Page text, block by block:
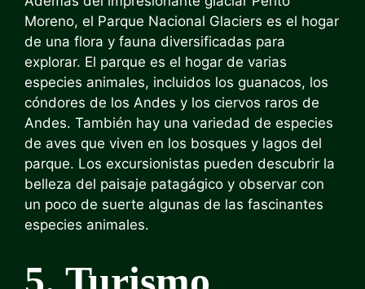
Moreno, el Parque Nacional Glaciers es el hogar
de una flora y fauna diversificadas para
explorar. El parque es el hogar de varias
especies animales, incluidos los guanacos, los
cóndores de los Andes y los ciervos raros de
Andes. También hay una variedad de especies
de aves que viven en los bosques y lagos del
parque. Los excursionistas pueden descubrir la
belleza del paisaje patagágico y observar con
un poco de suerte algunas de las fascinantes
especies animales.